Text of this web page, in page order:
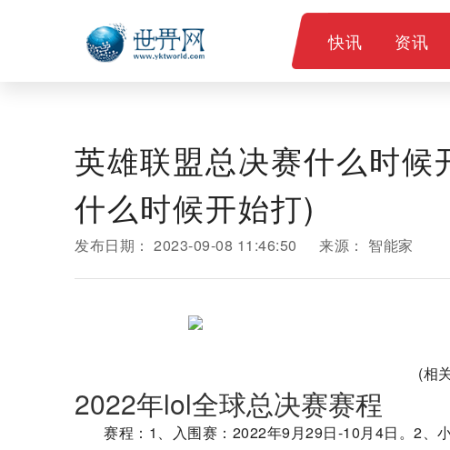
快讯 资讯
英雄联盟总决赛什么时
什么时候开始打)
发布日期： 2023-09-08 11:46:50 来源： 智能家
(相
2022年lol全球总决赛赛程
赛程：1、入围赛：2022年9月29日-10月4日。2、